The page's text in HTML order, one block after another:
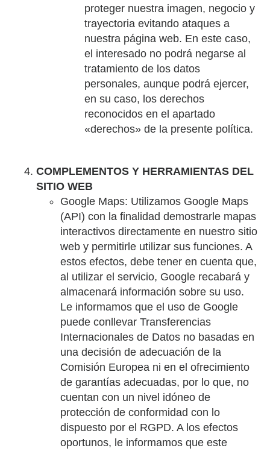
proteger nuestra imagen, negocio y
trayectoria evitando ataques a
nuestra página web. En este caso,
el interesado no podrá negarse al
tratamiento de los datos
personales, aunque podrá ejercer,
en su caso, los derechos
reconocidos en el apartado
«derechos» de la presente política.
COMPLEMENTOS Y HERRAMIENTAS DEL
SITIO WEB
Google Maps: Utilizamos Google Maps
(API) con la finalidad demostrarle mapas
interactivos directamente en nuestro sitio
web y permitirle utilizar sus funciones. A
estos efectos, debe tener en cuenta que,
al utilizar el servicio, Google recabará y
almacenará información sobre su uso.
Le informamos que el uso de Google
puede conllevar Transferencias
Internacionales de Datos no basadas en
una decisión de adecuación de la
Comisión Europea ni en el ofrecimiento
de garantías adecuadas, por lo que, no
cuentan con un nivel idóneo de
protección de conformidad con lo
dispuesto por el RGPD. A los efectos
oportunos, le informamos que este